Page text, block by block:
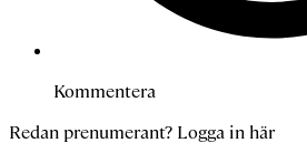
Kommentera
Redan prenumerant? Logga in här